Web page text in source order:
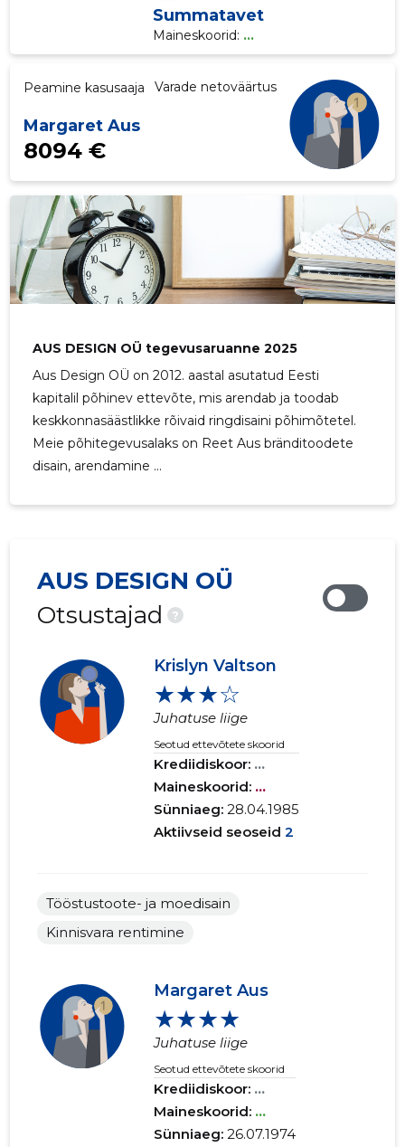
Summatavet
Maineskoorid: ...
Peamine kasusaaja
Margaret Aus
Varade netoväärtus
8094 €
AUS DESIGN OÜ tegevusaruanne 2025
Aus Design OÜ on 2012. aastal asutatud Eesti
kapitalil põhinev ettevõte, mis arendab ja toodab
keskkonnasäästlikke rõivaid ringdisaini põhimõtetel.
Meie põhitegevusalaks on Reet Aus bränditoodete
disain, arendamine ...
AUS DESIGN OÜ
Otsustajad
?
Krislyn Valtson
★★★☆
Juhatuse liige
Seotud ettevõtete skoorid
Krediidiskoor: ...
Maineskoorid: ...
Sünniaeg:28.04.1985
Aktiivseid seoseid 2
Tööstustoote- ja moedisain
Kinnisvara rentimine
Margaret Aus
★★★★
Juhatuse liige
Seotud ettevõtete skoorid
Krediidiskoor: ...
Maineskoorid: ...
Sünniaeg:26.07.1974